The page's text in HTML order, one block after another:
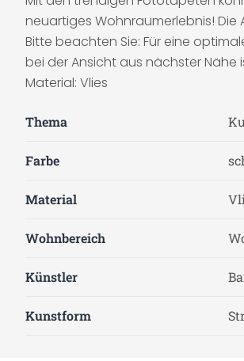
neuartiges Wohnraumerlebnis!
Bitte beachten Sie: Für eine
bei der Ansicht aus nächster
Material: Vlies
Thema
Farbe
Material
Wohnbereich
Künstler
Kunstform